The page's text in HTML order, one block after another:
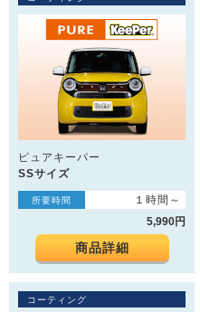
ピュアキーパー
SSサイズ
所要時間
１時間～
5,990円
商品詳細
コーティング